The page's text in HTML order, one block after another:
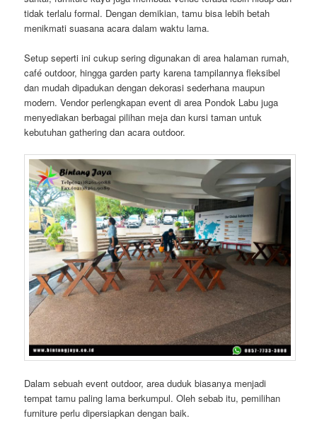
tidak terlalu formal. Dengan demikian, tamu bisa lebih betah
menikmati suasana acara dalam waktu lama.
Setup seperti ini cukup sering digunakan di area halaman rumah,
café outdoor, hingga garden party karena tampilannya fleksibel
dan mudah dipadukan dengan dekorasi sederhana maupun
modern. Vendor perlengkapan event di area Pondok Labu juga
menyediakan berbagai pilihan meja dan kursi taman untuk
kebutuhan gathering dan acara outdoor.
Dalam sebuah event outdoor, area duduk biasanya menjadi
tempat tamu paling lama berkumpul. Oleh sebab itu, pemilihan
furniture perlu dipersiapkan dengan baik.